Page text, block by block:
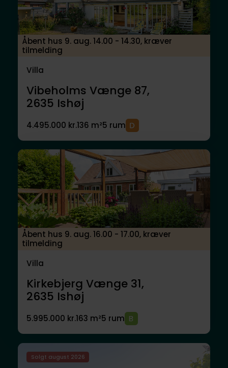
Åbent hus 9. aug. 14.00 - 14.30, kræver
tilmelding
Villa
Vibeholms Vænge 87,
2635 Ishøj
4.495.000 kr.136 m²5 rum
Åbent hus 9. aug. 16.00 - 17.00, kræver
tilmelding
Villa
Kirkebjerg Vænge 31,
2635 Ishøj
5.995.000 kr.163 m²5 rum
Solgt august 2026